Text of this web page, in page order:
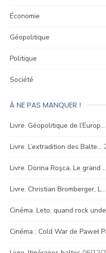
Économie
Géopolitique
Politique
Société
À NE PAS MANQUER !
Livre. Géopolitique de l’Europ…
Livre. L’extradition des Balte…
Livre. Dorina Roşca, Le grand …
Livre. Christian Bromberger, L…
Cinéma. Leto, quand rock
Cinéma : Cold War de Paweł